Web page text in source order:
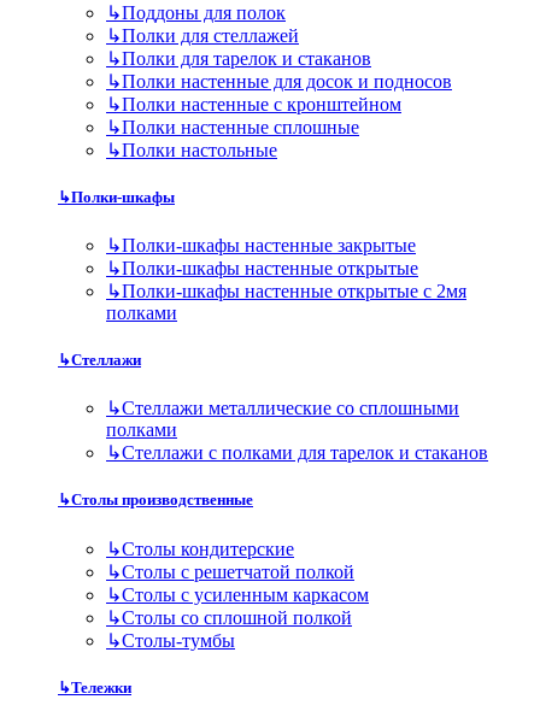
↳Поддоны для полок
↳Полки для стеллажей
↳Полки для тарелок и стаканов
↳Полки настенные для досок и подносов
↳Полки настенные с кронштейном
↳Полки настенные сплошные
↳Полки настольные
↳Полки-шкафы
↳Полки-шкафы настенные закрытые
↳Полки-шкафы настенные открытые
↳Полки-шкафы настенные открытые с 2мя
полками
↳Стеллажи
↳Стеллажи металлические со сплошными
полками
↳Стеллажи с полками для тарелок и стаканов
↳Столы производственные
↳Столы кондитерские
↳Столы с решетчатой полкой
↳Столы с усиленным каркасом
↳Столы со сплошной полкой
↳Столы-тумбы
↳Тележки